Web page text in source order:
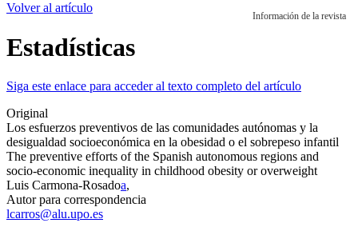
Información de la revista
Volver al artículo
Estadísticas
Siga este enlace para acceder al texto completo del artículo
Original
Los esfuerzos preventivos de las comunidades autónomas y la
desigualdad socioeconómica en la obesidad o el sobrepeso infantil
The preventive efforts of the Spanish autonomous regions and
socio-economic inequality in childhood obesity or overweight
Luis Carmona-Rosadoa,
Autor para correspondencia
lcarros@alu.upo.es